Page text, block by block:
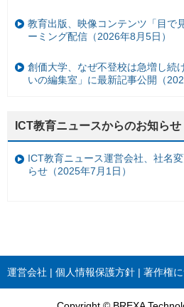
教育出版、映像コンテンツ「目で
ーミング配信（2026年8月5日）
創価大学、なぜ不登校は急増し続
いの編集室」に最新記事公開（
ICT教育ニュースからのお知らせ
ICT教育ニュース運営会社、社名
らせ（2025年7月1日）
運営会社 個人情報保護方針 著作権